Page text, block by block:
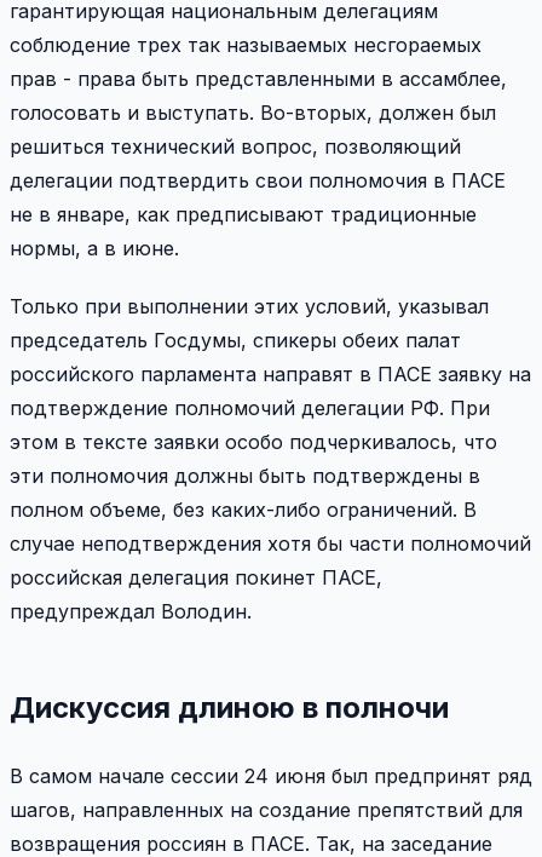
гарантирующая национальным делегациям
соблюдение трех так называемых несгораемых
прав - права быть представленными в ассамблее,
голосовать и выступать. Во-вторых, должен был
решиться технический вопрос, позволяющий
делегации подтвердить свои полномочия в ПАСЕ
не в январе, как предписывают традиционные
нормы, а в июне.
Только при выполнении этих условий, указывал
председатель Госдумы, спикеры обеих палат
российского парламента направят в ПАСЕ заявку на
подтверждение полномочий делегации РФ. При
этом в тексте заявки особо подчеркивалось, что
эти полномочия должны быть подтверждены в
полном объеме, без каких-либо ограничений. В
случае неподтверждения хотя бы части полномочий
российская делегация покинет ПАСЕ,
предупреждал Володин.
Дискуссия длиною в полночи
В самом начале сессии 24 июня был предпринят ряд
шагов, направленных на создание препятствий для
возвращения россиян в ПАСЕ. Так, на заседание